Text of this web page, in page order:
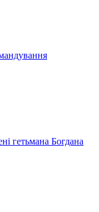
гетьмана Богдана